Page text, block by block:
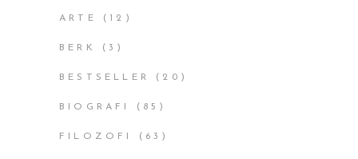
ARTE (12)
BERK (3)
BESTSELLER (20)
BIOGRAFI (85)
FILOZOFI (63)